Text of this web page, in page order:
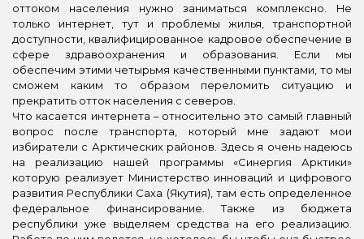
оттоком населения нужно заниматься комплексно. Не
только интернет, тут и проблемы жилья, транспортной
доступности, квалифицированное кадровое обеспечение в
сфере здравоохранения и образования. Если мы
обеспечим этими четырьмя качественными пунктами, то мы
сможем каким то образом переломить ситуацию и
прекратить отток населения с северов.
Что касается интернета – относительно это самый главный
вопрос после транспорта, который мне задают мои
избиратели с Арктических районов. Здесь я очень надеюсь
на реализацию нашей программы «Синергия Арктики»
которую реализует Министерство инноваций и цифрового
развития Республики Саха (Якутия), там есть определенное
федеральное финансирование. Также из бюджета
республики уже выделяем средства на его реализацию.